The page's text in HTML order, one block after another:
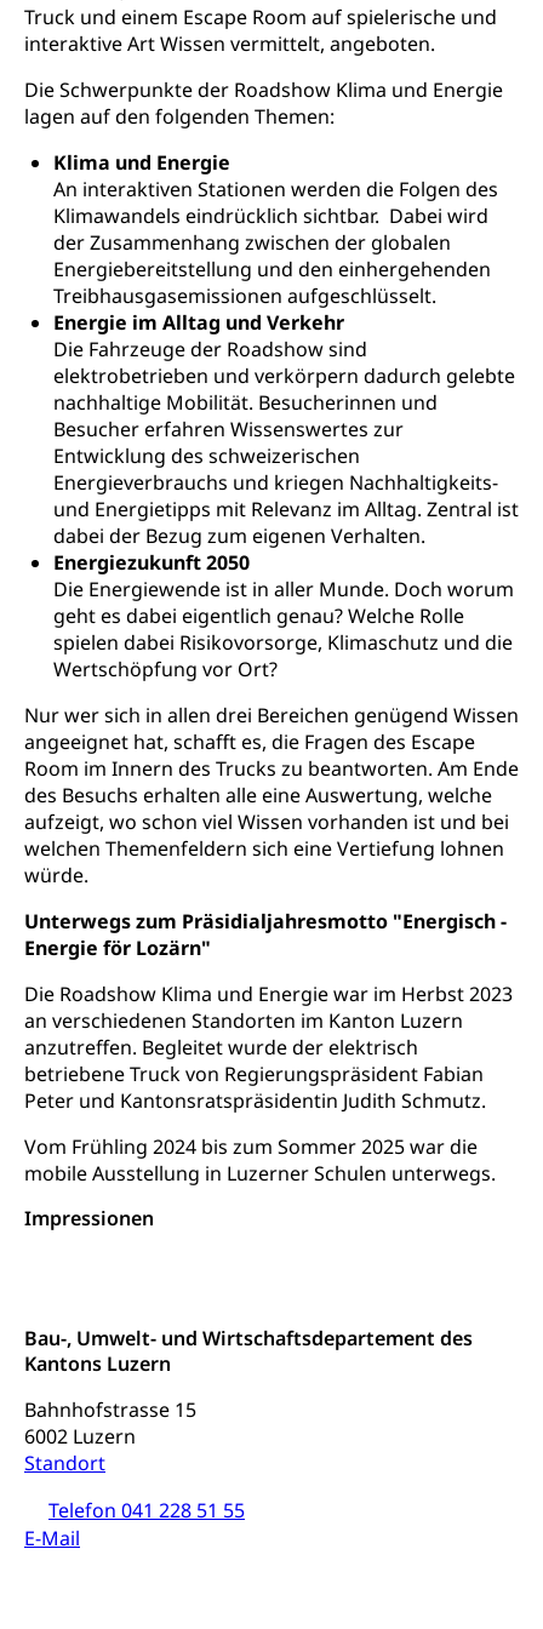
Truck und einem Escape Room auf spielerische und
interaktive Art Wissen vermittelt, angeboten.
Die Schwerpunkte der Roadshow Klima und Energie
lagen auf den folgenden Themen:
Klima und Energie
An interaktiven Stationen werden die Folgen des
Klimawandels eindrücklich sichtbar. Dabei wird
der Zusammenhang zwischen der globalen
Energiebereitstellung und den einhergehenden
Treibhausgasemissionen aufgeschlüsselt.
Energie im Alltag und Verkehr
Die Fahrzeuge der Roadshow sind
elektrobetrieben und verkörpern dadurch gelebte
nachhaltige Mobilität. Besucherinnen und
Besucher erfahren Wissenswertes zur
Entwicklung des schweizerischen
Energieverbrauchs und kriegen Nachhaltigkeits-
und Energietipps mit Relevanz im Alltag. Zentral ist
dabei der Bezug zum eigenen Verhalten.
Energiezukunft 2050
Die Energiewende ist in aller Munde. Doch worum
geht es dabei eigentlich genau? Welche Rolle
spielen dabei Risikovorsorge, Klimaschutz und die
Wertschöpfung vor Ort?
Nur wer sich in allen drei Bereichen genügend Wissen
angeeignet hat, schafft es, die Fragen des Escape
Room im Innern des Trucks zu beantworten. Am Ende
des Besuchs erhalten alle eine Auswertung, welche
aufzeigt, wo schon viel Wissen vorhanden ist und bei
welchen Themenfeldern sich eine Vertiefung lohnen
würde.
Unterwegs zum Präsidialjahresmotto "Energisch -
Energie för Lozärn"
Die Roadshow Klima und Energie war im Herbst 2023
an verschiedenen Standorten im Kanton Luzern
anzutreffen. Begleitet wurde der elektrisch
betriebene Truck von Regierungspräsident Fabian
Peter und Kantonsratspräsidentin Judith Schmutz.
Vom Frühling 2024 bis zum Sommer 2025 war die
mobile Ausstellung in Luzerner Schulen unterwegs.
Impressionen
Bau-, Umwelt- und Wirtschaftsdepartement des
Kantons Luzern
Bahnhofstrasse 15
6002 Luzern
Standort
Telefon 041 228 51 55
E-Mail
Musikschulen
Schulferien
Früherziehung
Schuldienste
Betreuungsangebote
Schulliste
Heilpädagogische Schulen
Freiwilliger Schulsport
Finanzielle Unterstützung Pädagogische
Hochschule PHLU
Fachhochschule Zentralschweiz, HSLU,
Pädagogische Hochschule Luzern, PH Luzern, UniLU,
swissuniversities (Dachorganisation der Schweizer
Hochschulen)
Universität Luzern
Fachstelle Hochschulbildung
Kindergarten, Kinderkrippe, Krippe, Kinderhort,
Kindertagesstätte, Spielgruppe, Tagesmutter,
Freiwilliges Kindergarten Jahr
Kinderbetreuung
Freiwilliges Kindergarten Jahr
Frühe Sprachförderung
Kindergarten & Basisstufe
Frühe Förderung
Gesundheit und Soziales
Konsumentenschutz
Konsumentenrechte, Produktsicherheit,
Preisüberwachung, Preisüberwacher,
Konsumentenorganisation, parallele Einfuhr,
regionale Erschöpfung, nationale Erschöpfung,
internationale Erschöpfung, Preisabsprache, Kartell,
Cassis-deDijon-Prinzip
Lebensmittelkontrolle und
Verbraucherschutz
Krankenversicherung
Unfallversicherung, Berufsunfallversicherung,
Krankheit, Unfall, Prämienverbilligung,
Krankenkasse
Krankenversicherung (WAS Luzern)
Prämienverbilligung (WAS Luzern)
Obligatorische Krankenversicherung (WAS
Luzern)
Lebensmittelsicherheit
sichere Lebensmittel, Lebensmittelkontrolle,
Lebensmittelhygiene, Produktesicherheit
Trinkwasser
Prävention
Suchtprävention, Alkoholprävention,
Tabakprävention, Primärprävention,
Sekundärprävention, Tertiärprävention
Darmkrebsvorsorge
Kantonales Tabakpräventionsprogramm
Gesundheitsförderung
Prävention (Polizei)
Suchtprävention
Soziale Sicherheit
Sozialversicherungen, Sozialpolitik,
Arbeitslosenversicherung,
Mutterschaftsversicherung, Krankenversicherung,
Sozialhilfe
Soziales und Gesellschaft (Dienststelle)
Arbeitslosenversicherung (WAS Luzern)
Invalidenversicherung (WAS Luzern)
Soziale Sicherheit
Betäubungsmittel, Suchtmittel, Psychopharmaka
Gesundheitsversorgung, Spital, Pflegeinitiative,
Ambulant vor stationär, AVOS, Patientendossier
Gesundheitsversorgung
AHV / IV
Altersrente, Invalidenrente, Witwenrente,